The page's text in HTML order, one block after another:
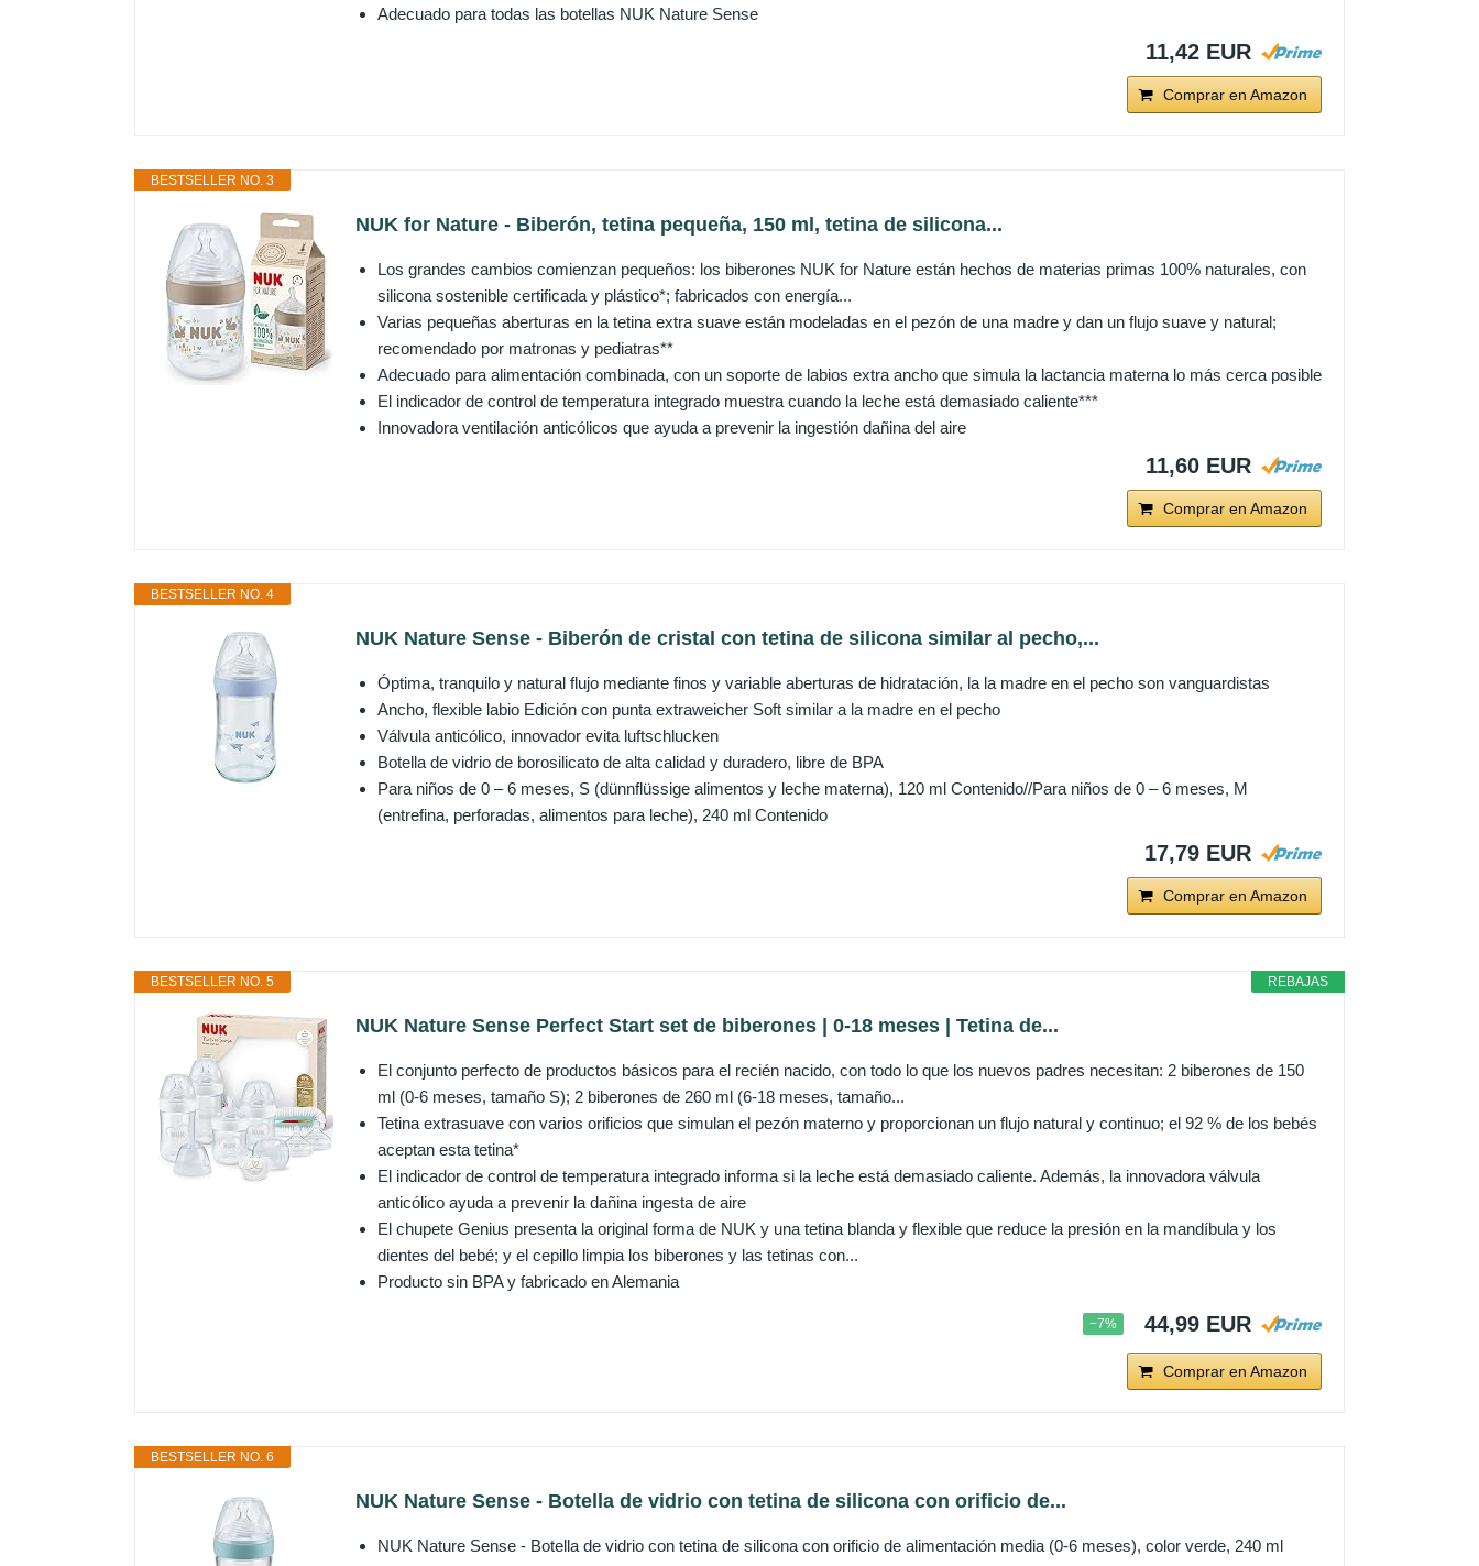
Adecuado para todas las botellas NUK Nature Sense
11,42 EUR
Comprar en Amazon
BESTSELLER NO. 3
NUK for Nature - Biberón, tetina pequeña, 150 ml, tetina de silicona...
Los grandes cambios comienzan pequeños: los biberones NUK for Nature están hechos de materias primas 100% naturales, con
silicona sostenible certificada y plástico*; fabricados con energía...
Varias pequeñas aberturas en la tetina extra suave están modeladas en el pezón de una madre y dan un flujo suave y natural;
recomendado por matronas y pediatras**
Adecuado para alimentación combinada, con un soporte de labios extra ancho que simula la lactancia materna lo más cerca posible
El indicador de control de temperatura integrado muestra cuando la leche está demasiado caliente***
Innovadora ventilación anticólicos que ayuda a prevenir la ingestión dañina del aire
11,60 EUR
Comprar en Amazon
BESTSELLER NO. 4
NUK Nature Sense - Biberón de cristal con tetina de silicona similar al pecho,...
Óptima, tranquilo y natural flujo mediante finos y variable aberturas de hidratación, la la madre en el pecho son vanguardistas
Ancho, flexible labio Edición con punta extraweicher Soft similar a la madre en el pecho
Válvula anticólico, innovador evita luftschlucken
Botella de vidrio de borosilicato de alta calidad y duradero, libre de BPA
Para niños de 0 – 6 meses, S (dünnflüssige alimentos y leche materna), 120 ml Contenido//Para niños de 0 – 6 meses, M
(entrefina, perforadas, alimentos para leche), 240 ml Contenido
17,79 EUR
Comprar en Amazon
REBAJAS
BESTSELLER NO. 5
NUK Nature Sense Perfect Start set de biberones | 0-18 meses | Tetina de...
El conjunto perfecto de productos básicos para el recién nacido, con todo lo que los nuevos padres necesitan: 2 biberones de 150
ml (0-6 meses, tamaño S); 2 biberones de 260 ml (6-18 meses, tamaño...
Tetina extrasuave con varios orificios que simulan el pezón materno y proporcionan un flujo natural y continuo; el 92 % de los bebés
aceptan esta tetina*
El indicador de control de temperatura integrado informa si la leche está demasiado caliente. Además, la innovadora válvula
anticólico ayuda a prevenir la dañina ingesta de aire
El chupete Genius presenta la original forma de NUK y una tetina blanda y flexible que reduce la presión en la mandíbula y los
dientes del bebé; y el cepillo limpia los biberones y las tetinas con...
Producto sin BPA y fabricado en Alemania
−7% 44,99 EUR
Comprar en Amazon
BESTSELLER NO. 6
NUK Nature Sense - Botella de vidrio con tetina de silicona con orificio de...
NUK Nature Sense - Botella de vidrio con tetina de silicona con orificio de alimentación media (0-6 meses), color verde, 240 ml